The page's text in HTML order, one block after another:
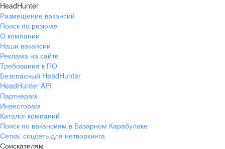
HeadHunter
Размещение вакансий
Поиск по резюме
О компании
Наши вакансии
Реклама на сайте
Требования к ПО
Безопасный HeadHunter
HeadHunter API
Партнерам
Инвесторам
Каталог компаний
Поиск по вакансиям в Базарном Карабулаке
Сетка: соцсеть для нетворкинга
Соискателям